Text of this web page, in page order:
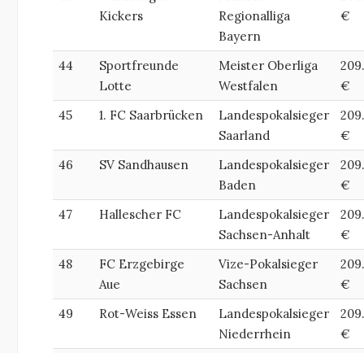
Kickers
Regionalliga
Bayern
€
44
Sportfreunde
Lotte
Meister Oberliga
Westfalen
€
45
1. FC Saarbrücken
Landespokalsieger
Saarland
€
46
SV Sandhausen
Landespokalsieger
Baden
€
47
Hallescher FC
Landespokalsieger
Sachsen-Anhalt
€
48
FC Erzgebirge
Aue
Vize-Pokalsieger
Sachsen
€
49
Rot-Weiss Essen
Landespokalsieger
Niederrhein
€